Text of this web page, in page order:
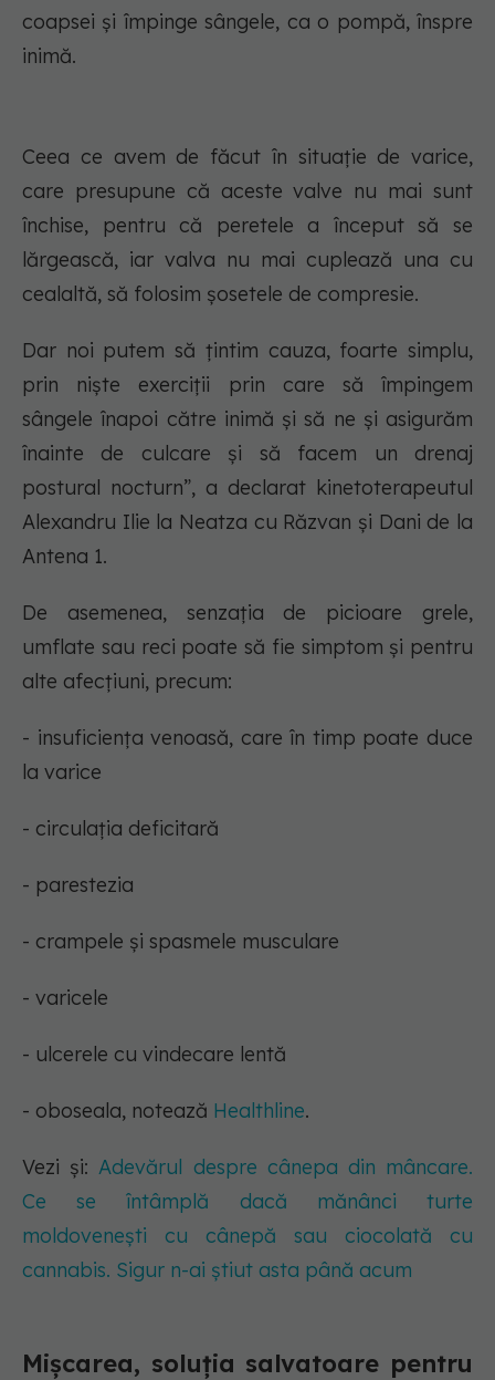
coapsei și împinge sângele, ca o pompă, înspre
inimă.
Ceea ce avem de făcut în situație de varice,
care presupune că aceste valve nu mai sunt
închise, pentru că peretele a început să se
lărgească, iar valva nu mai cuplează una cu
cealaltă, să folosim șosetele de compresie.
Dar noi putem să țintim cauza, foarte simplu,
prin niște exerciții prin care să împingem
sângele înapoi către inimă și să ne și asigurăm
înainte de culcare și să facem un drenaj
postural nocturn”, a declarat kinetoterapeutul
Alexandru Ilie la Neatza cu Răzvan și Dani de la
Antena 1.
De asemenea, senzația de picioare grele,
umflate sau reci poate să fie simptom și pentru
alte afecțiuni, precum:
- insuficiența venoasă, care în timp poate duce
la varice
- circulația deficitară
- parestezia
- crampele și spasmele musculare
- varicele
- ulcerele cu vindecare lentă
- oboseala, notează Healthline.
Vezi și:Adevărul despre cânepa din mâncare.
Ce se întâmplă dacă mănânci turte
moldovenești cu cânepă sau ciocolată cu
cannabis. Sigur n-ai știut asta până acum
Mișcarea, soluția salvatoare pentru